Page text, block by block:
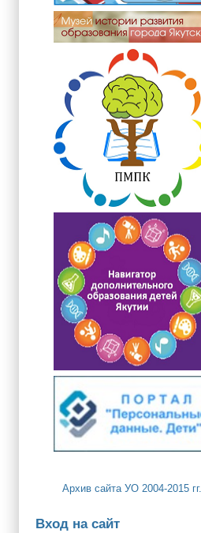
Архив сайта УО 2004-2015 гг.
Вход на сайт